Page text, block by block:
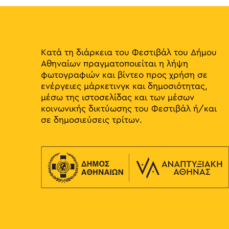
Κατά τη διάρκεια του Φεστιβάλ του Δήμου
Αθηναίων πραγματοποιείται η λήψη
φωτογραφιών και βίντεο προς χρήση σε
ενέργειες μάρκετινγκ και δημοσιότητας,
μέσω της ιστοσελίδας και των μέσων
κοινωνικής δικτύωσης του Φεστιβάλ ή/και
σε δημοσιεύσεις τρίτων.